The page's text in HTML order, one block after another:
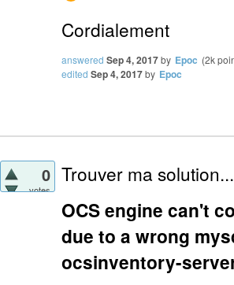
Cordialement
answered Sep 4, 2017by Epoc (2k
edited Sep 4, 2017by Epoc
0
votes
Trouver ma
OCS engine can't
due to a wrong
ocsinventory-